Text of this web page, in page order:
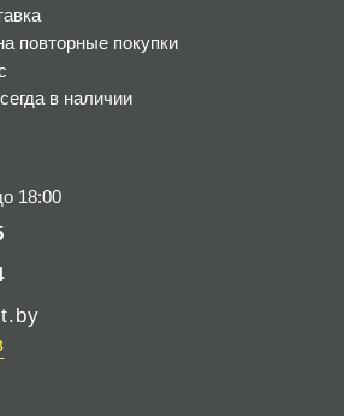
повторные покупки
в наличии
18:00